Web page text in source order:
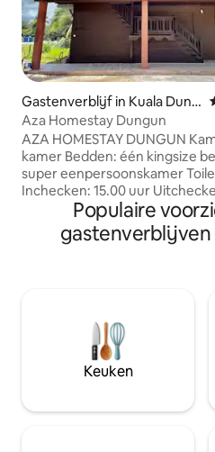
Gastenverblijf in Kuala Dung
un
Aza Homestay Dungun
AZA HOMESTAY DUNGUN Kamer: 1
kamer Bedden: één kingsize
super eenpersoonskamer
Inchecken: 15.00 uur
Sterica & sterica board 4.
Drinkwaterverwarmer 6.
Dungun Beach - 5 minuten naar
DUNGUN - 5 minuten van
10 minuten naar Dungun
minuten naar Tenggol Island
Populaire
gastenverblijven
Keuken